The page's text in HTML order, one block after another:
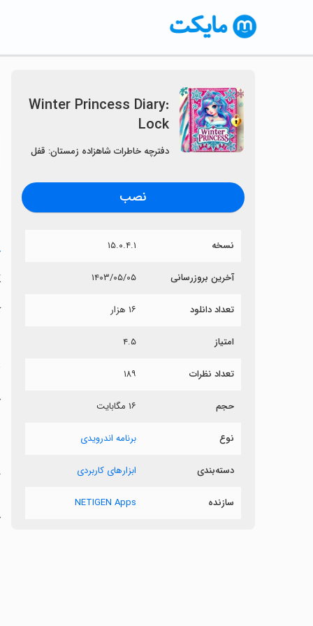
Winter Princess Diary:
Lock
دفترچه خاطرات شاهزاده زمستان: قفل
نصب
نسخه ۱۵.۰.۴.۱
آخرین بروزرسانی ۱۴۰۳/۰۵/۰۵
تعداد دانلود ۱۶ هزار
امتیاز ۴.۵
تعداد نظرات ۱۸۹
حجم ۱۶ مگابایت
نوع برنامه اندرویدی
دسته‌بندی ابزارهای کاربردی
سازنده NETIGEN Apps